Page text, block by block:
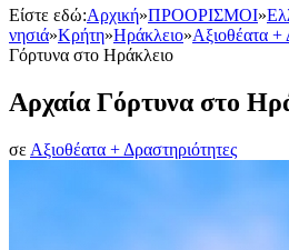
Είστε εδώ:Αρχική»ΠΡΟΟΡΙΣΜΟΙ»
νησιά»Κρήτη»Ηράκλειο»Αξιοθέατα +
Γόρτυνα στο Ηράκλειο
Αρχαία Γόρτυνα στο
σε Αξιοθέατα + Δραστηριότητες